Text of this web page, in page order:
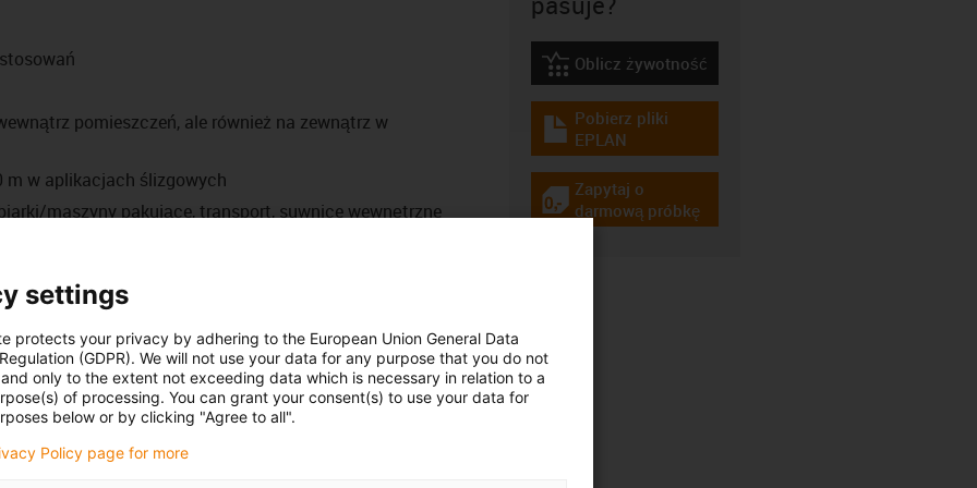
pomieszczeń, ale również na zewnątrz w
m w aplikacjach ślizgowych
maszyny pakujące, transport, suwnice wewnętrzne
zgodnie z warunkami gwarancji
miliona
10 milionów
x d]
[współczynnik x d]
12
9,5
12
cykli pracy — prosimy skorzystać z funkcji
igus-icon-lebensdauerrechner
Oblicz żywotność
igus-icon-download-plan
Pobierz pliki
EPLAN
igus-icon-gratismuster
Zapytaj o
darmową próbkę
settings
protects your privacy by adhering to the European Union General Data
(GDPR). We will not use your data for any purpose that you do not
only to the extent not exceeding data which is necessary in relation to a
of processing. You can grant your consent(s) to use your data for
below or by clicking "Agree to all".
Policy page for more